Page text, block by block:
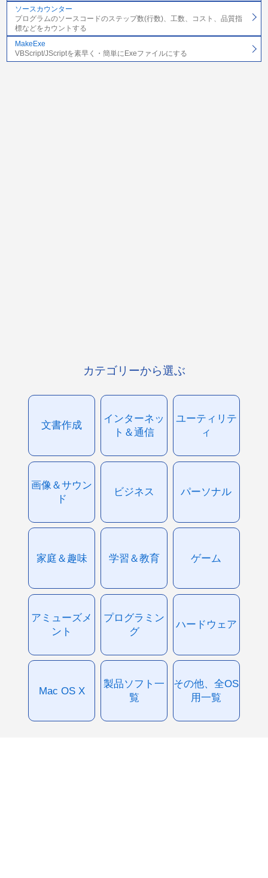
ソースカウンター
プログラムのソースコードのステップ数(行数)、工数、コスト、品質指
標などをカウントする
MakeExe
VBScript/JScriptを素早く・簡単にExeファイルにする
カテゴリーから選ぶ
文書作成
インターネッ
ト＆通信
ユーティリテ
ィ
画像＆サウン
ド
ビジネス パーソナル
家庭＆趣味 学習＆教育 ゲーム
アミューズメ
ント
プログラミン
グ
ハードウェア
Mac OS X
製品ソフト一
覧
その他、全OS
用一覧